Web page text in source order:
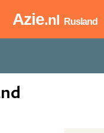
Azie.nl Rusland